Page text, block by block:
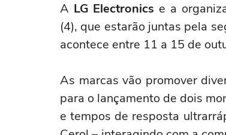
A LG Electronics e a
(4), que estarão juntas pela
acontece entre 11 a 15 de
As marcas vão promover
para o lançamento de dois
e tempos de resposta